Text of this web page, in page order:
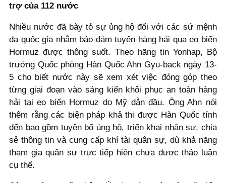
trợ của 112 nước
Nhiều nước đã bày tỏ sự ủng hộ đối với các sứ mệnh
đa quốc gia nhằm bảo đảm tuyến hàng hải qua eo biển
Hormuz được thông suốt. Theo hãng tin Yonhap, Bộ
trưởng Quốc phòng Hàn Quốc Ahn Gyu-back ngày 13-
5 cho biết nước này sẽ xem xét việc đóng góp theo
từng giai đoạn vào sáng kiến khôi phục an toàn hàng
hải tại eo biển Hormuz do Mỹ dẫn đầu. Ông Ahn nói
thêm rằng các biện pháp khả thi được Hàn Quốc tính
đến bao gồm tuyên bố ủng hộ, triển khai nhân sự, chia
sẻ thông tin và cung cấp khí tài quân sự, dù khả năng
tham gia quân sự trực tiếp hiện chưa được thảo luận
cụ thể.